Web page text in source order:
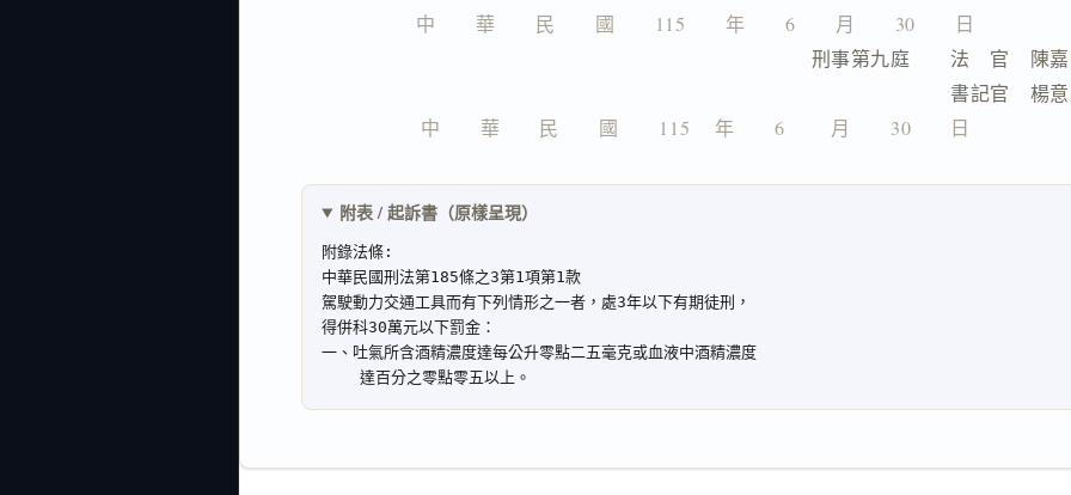
中　　華　　民　　國　　115　　年　　6　　月　　30　　日
刑事第九庭　　法　官　陳嘉
書記官　楊意
中　　華　　民　　國　　115 　年　　6 　　月　　30　　日
附表 / 起訴書（原樣呈現）